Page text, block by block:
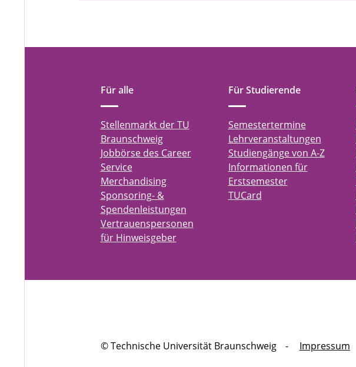
Für alle
Stellenmarkt der TU
Braunschweig
Jobbörse des Career
Service
Merchandising
Sponsoring- &
Spendenleistungen
Vertrauenspersonen
für Hinweisgeber
Für Studierende
Semestertermine
Lehrveranstaltungen
Studiengänge von A-Z
Informationen für
Erstsemester
TUCard
© Technische Universität Braunschweig Impressum